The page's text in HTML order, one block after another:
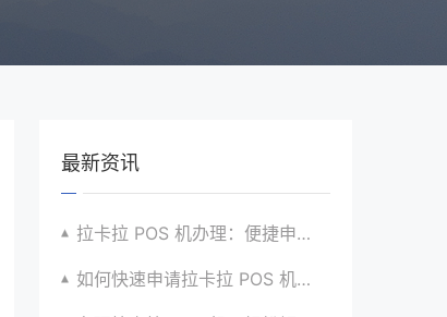
最新资讯
拉卡拉 POS 机办理：便捷申请，快速到账超安心
如何快速申请拉卡拉 POS 机？经验分享超有用